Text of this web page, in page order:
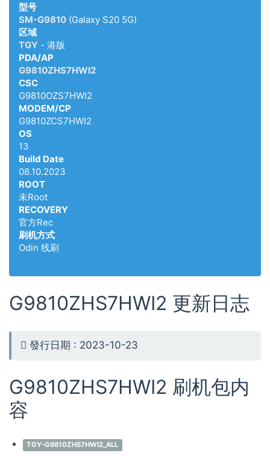
型号
SM-G9810 (Galaxy S20 5G)
区域
TGY - 港版
PDA/AP
G9810ZHS7HWI2
CSC
G9810OZS7HWI2
MODEM/CP
G9810ZCS7HWI2
OS
13
Build Date
08.10.2023
ROOT
未Root
RECOVERY
官方Rec
刷机方式
Odin 线刷
G9810ZHS7HWI2 更新日志
發行日期 : 2023-10-23
G9810ZHS7HWI2 刷机包内
容
TGY-G9810ZHS7HWI2_ALL